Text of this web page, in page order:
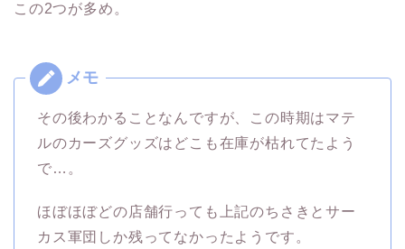
この2つが多め。
その後わかることなんですが、この時期はマテ
ルのカーズグッズはどこも在庫が枯れてたよう
で…。
ほぼほぼどの店舗行っても上記のちさきとサー
カス軍団しか残ってなかったようです。